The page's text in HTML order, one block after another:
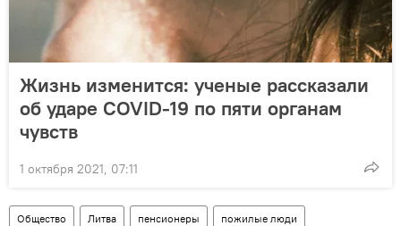
Жизнь изменится: ученые рассказали
об ударе COVID-19 по пяти органам
чувств
1 октября 2021, 07:11
Общество Литва пенсионеры пожилые люди